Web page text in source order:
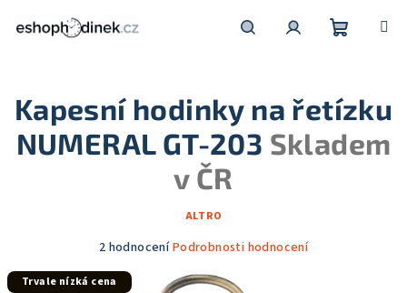
košík
Kapesní hodinky na řetízku
NUMERAL GT-203 Skladem
v ČR
ALTRO
Průměrné
produktu
2 hodnoceníPodrobnosti hodnocení
Trvale nízká cena